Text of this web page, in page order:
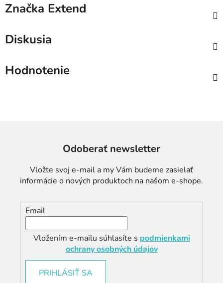
Značka Extend
Diskusia
Hodnotenie
Odoberať newsletter
Vložte svoj e-mail a my Vám budeme zasielať
informácie o nových produktoch na našom e-shope.
Email
Vložením e-mailu súhlasíte s podmienkami
ochrany osobných údajov
PRIHLÁSIŤ SA